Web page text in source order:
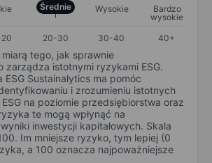
Średnie Wysokie
Bardzo
wysokie
20-30 30-40 40+
miarą tego, jak sprawnie
zarządza istotnymi ryzykami ESG.
ESG Sustainalytics ma pomóc
i zrozumieniu istotnych
na poziomie przedsiębiorstwa oraz
te mogą wpłynąć na
inwestycji kapitałowych. Skala
Im mniejsze ryzyko, tym lepiej (0
a 100 oznacza najpoważniejsze